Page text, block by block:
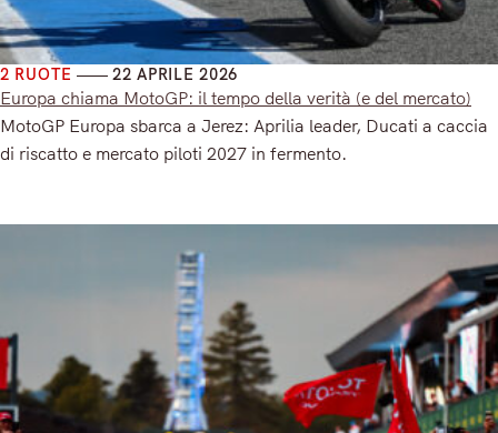
2 RUOTE 22 APRILE 2026
Europa chiama MotoGP: il tempo della verità (e del mercato)
MotoGP Europa sbarca a Jerez: Aprilia leader, Ducati a caccia
di riscatto e mercato piloti 2027 in fermento.